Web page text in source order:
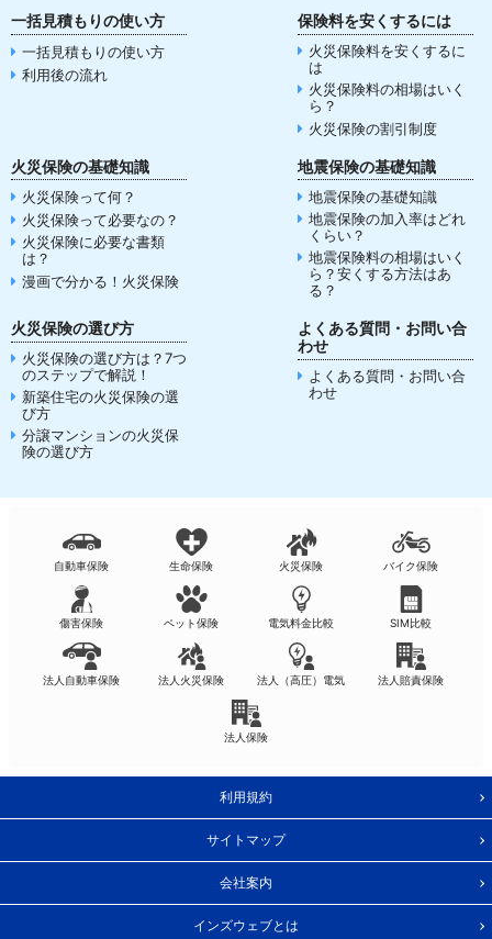
一括見積もりの使い方
一括見積もりの使い方
利用後の流れ
保険料を安くするには
火災保険料を安くするに
は
火災保険料の相場はいく
ら？
火災保険の割引制度
火災保険の基礎知識
火災保険って何？
火災保険って必要なの？
火災保険に必要な書類
は？
漫画で分かる！火災保険
地震保険の基礎知識
地震保険の基礎知識
地震保険の加入率はどれ
くらい？
地震保険料の相場はいく
ら？安くする方法はあ
る？
火災保険の選び方
火災保険の選び方は？7つ
のステップで解説！
新築住宅の火災保険の選
び方
分譲マンションの火災保
険の選び方
よくある質問・お問い合
わせ
よくある質問・お問い合
わせ
自動車保険 生命保険 火災保険 バイク保険
傷害保険 ペット保険 電気料金比較 SIM比較
法人自動車保険 法人火災保険 法人（高圧）電気 法人賠責保険
法人保険
利用規約
サイトマップ
会社案内
インズウェブとは